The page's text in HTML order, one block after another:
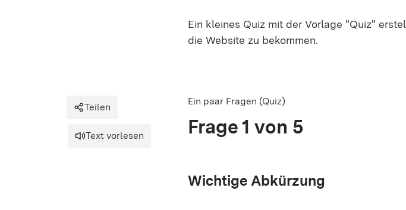
Ein kleines Quiz mit der Vorlage "Quiz"
die Website zu bekommen.
Teilen
Text vorlesen
Ein paar Fragen (Quiz)
Frage 1 von 5
Wichtige Abkürzung